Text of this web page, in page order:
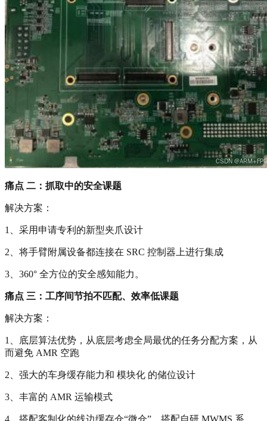
痛点 二：抓取中的安全课题
解决方案：
1、采用申请专利的新型夹爪设计
2、将手臂附属设备都连接在 SRC 控制器上进行集成
3、360° 全方位的安全感知能力。
痛点 三：工序间节拍不匹配、效率低课题
解决方案：
1、底层算法优势，从底层考虑全局最优的任务分配方案，从
而避免 AMR 空跑
2、强大的车身缓存能力和 模块化 的储位设计
3、丰富的 AMR 运输模式
4、搭配客制化的线边缓存仓“微仓”，搭配自研 MWMS 系